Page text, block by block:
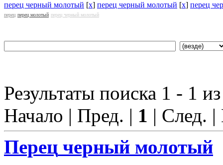
перец черный молотый [x] перец черный молотый [x] перец
перец перец молотый перец черный молотый
Результаты поиска 1 - 1
Начало | Пред. | 1 | След.
Перец черный молотый